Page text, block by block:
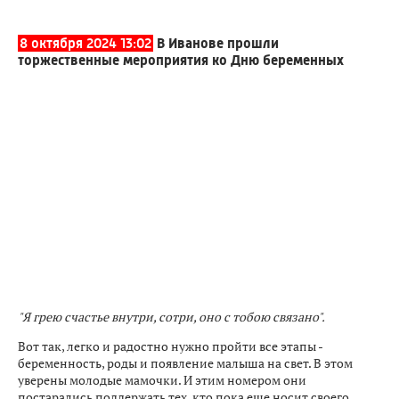
8 октября 2024 13:02 В Иванове прошли
торжественные мероприятия ко Дню беременных
"Я грею счастье внутри, сотри, оно с тобою связано".
Вот так, легко и радостно нужно пройти все этапы -
беременность, роды и появление малыша на свет. В этом
уверены молодые мамочки. И этим номером они